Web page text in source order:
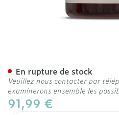
91,99 €
En rupture de stock
Veuillez nous contacter par
examinerons ensemble les